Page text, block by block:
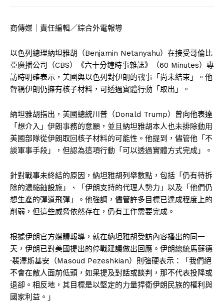
商傳媒｜責任編輯／綜合外電報導
以色列總理納坦雅胡（Benjamin Netanyahu）在接受哥倫比
亞廣播公司（CBS）《六十分鐘時事雜誌》（60 Minutes）專
訪時明確表示，美國與以色列對伊朗的戰事「尚未結束」。他
聲稱伊朗仍擁有核子材料，可透過實體行動「取出」。
納坦雅胡指出，美國總統川普（Donald Trump）曾向他表達
「想介入」伊朗事務的意願，並且納坦雅胡本人也未排除動用
美國部隊從伊朗取回核子材料的可能性。他提到，儘管他「不
談軍事手段」，但認為這項行動「可以透過實體方式完成」。
針對戰事未終結的原因，納坦雅胡列舉數點，包括「仍有待拆
除的濃縮鈾設施」、「伊朗支持的代理人勢力」以及「他們仍
想生產的彈道飛彈」。他強調，儘管許多目標已達成程度上的
削弱，但這些威脅依然存在，仍有工作需要完成。
根據伊朗官方媒體報導，就在納坦雅胡受訪內容播出的同一
天，伊朗已對美國提出的停戰建議做出回應。伊朗總統馬蘇德
·裴澤斯基安（Masoud Pezeshkian）則強硬表示：「我們絕
不會在敵人面前低頭，如果提及對話或談判，那不代表投降或
退卻。相反地，其目標是以堅定的力量捍衛伊朗民族的權利與
國家利益。」